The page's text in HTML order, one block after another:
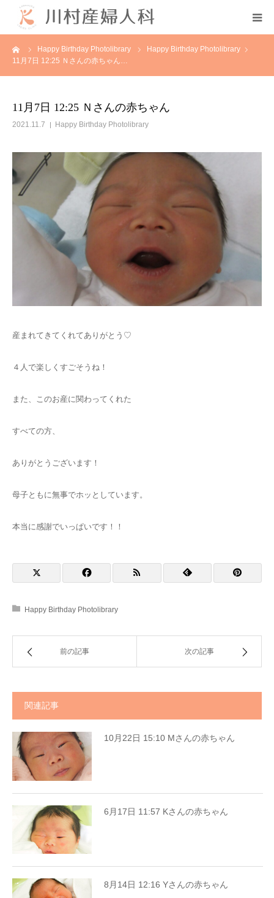
Happy Birthday Photolibrary
Happy Birthday Photolibrary
11月7日 12:25 Ｎさんの赤ちゃん…
11月7日 12:25 Ｎさんの赤ちゃん
2021.11.7 Happy Birthday Photolibrary
産まれてきてくれてありがとう♡
４人で楽しくすごそうね！
また、このお産に関わってくれた
すべての方、
ありがとうございます！
母子ともに無事でホッとしています。
本当に感謝でいっぱいです！！
Happy Birthday Photolibrary
前の記事 次の記事
関連記事
10月22日 15:10 Mさんの赤ちゃん
6月17日 11:57 Kさんの赤ちゃん
8月14日 12:16 Yさんの赤ちゃん
初めての方へ
診療案内
各種教室
採用情報
分娩予約状況